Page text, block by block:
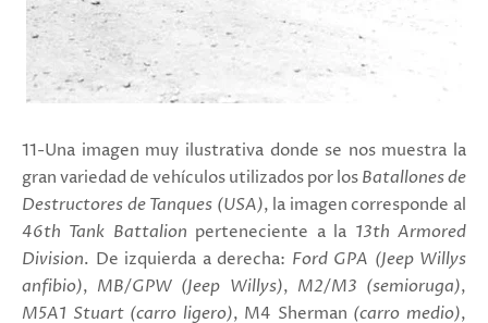
11-Una imagen muy ilustrativa donde se nos muestra la
gran variedad de vehículos utilizados por los Batallones de
Destructores de Tanques (USA), la imagen corresponde al
46th Tank Battalion perteneciente a la 13th Armored
Division. De izquierda a derecha: Ford GPA (Jeep Willys
anfibio), MB/GPW (Jeep Willys), M2/M3 (semioruga),
M5A1 Stuart (carro ligero), M4 Sherman (carro medio),